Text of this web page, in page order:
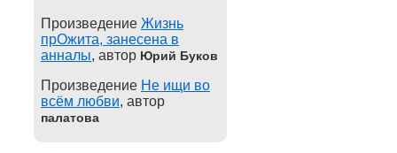
Произведение Жизнь
прОжита, занесена в
анналы, автор Юрий Буков
Произведение Не ищи во
всём любви, автор
палатова